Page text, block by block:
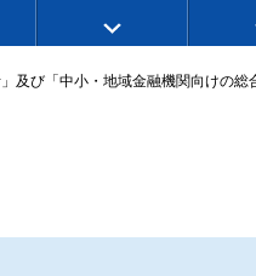
及び「中小・地域金融機関向けの